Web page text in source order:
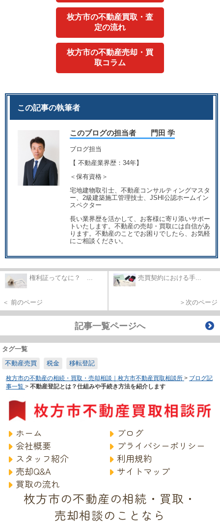
枚方市の不動産買取・査
定の流れ
枚方市の不動産売却・買
取コラム
この記事の執筆者
このブログの担当者 門田 学
ブログ担当
【 不動産業界歴：34年】
＜保有資格＞
宅地建物取引士、不動産コンサルティングマスタ
ー、2級建築施工管理技士、JSHI公認ホームイン
スペクター
長い業界歴を活かして、お客様に寄り添いサポー
トいたします。不動産の売却・買取には自信があ
ります。不動産のことでお困りでしたら、お気軽
にご相談ください。
権利証ってなに？ ...
＜ 前のページ
売買契約における手...
＞次のページ
記事一覧ページへ
タグ一覧
不動産売買
税金 移転登記
枚方市の不動産の相続・買取・売却相談｜枚方市不動産買取相談所 > ブログ記
事一覧 > 不動産登記とは？仕組みや手続き方法を紹介します
ホーム
ブログ
会社概要
プライバシーポリシー
スタッフ紹介
利用規約
売却Q&A
サイトマップ
買取の流れ
枚方市の不動産の相続・買取・
売却相談のことなら